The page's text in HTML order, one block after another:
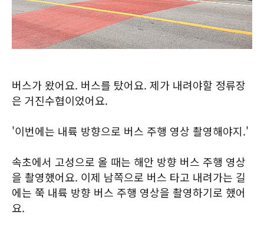
버스가 왔어요. 버스를 탔어요. 제가 내려야할 정류장
은 거진수협이었어요.
'이번에는 내륙 방향으로 버스 주행 영상 촬영해야지.'
속초에서 고성으로 올 때는 해안 방향 버스 주행 영상
을 촬영했어요. 이제 남쪽으로 버스 타고 내려가는 길
에는 쭉 내륙 방향 버스 주행 영상을 촬영하기로 했어
요.